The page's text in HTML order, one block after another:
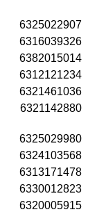
6325022907
6316039326
6382015014
6312121234
6321461036
6321142880
6325029980
6324103568
6313171478
6330012823
6320005915